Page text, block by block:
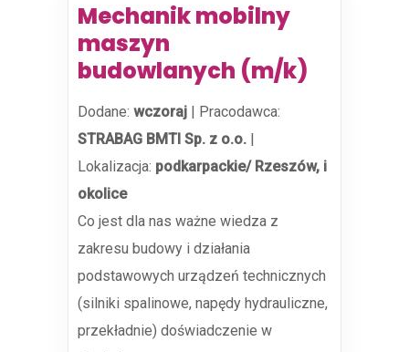
Mechanik mobilny
maszyn
budowlanych (m/k)
Dodane: wczoraj | Pracodawca:
STRABAG BMTI Sp. z o.o. |
Lokalizacja: podkarpackie/ Rzeszów, i
okolice
Co jest dla nas ważne wiedza z
zakresu budowy i działania
podstawowych urządzeń technicznych
(silniki spalinowe, napędy hydrauliczne,
przekładnie) doświadczenie w